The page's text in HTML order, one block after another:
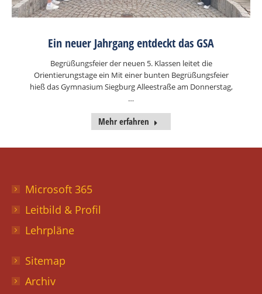
Ein neuer Jahrgang entdeckt das GSA
Begrüßungsfeier der neuen 5. Klassen leitet die
Orientierungstage ein Mit einer bunten Begrüßungsfeier
hieß das Gymnasium Siegburg Alleestraße am Donnerstag,
…
Mehr erfahren
Microsoft 365
Leitbild & Profil
Lehrpläne
Sitemap
Archiv